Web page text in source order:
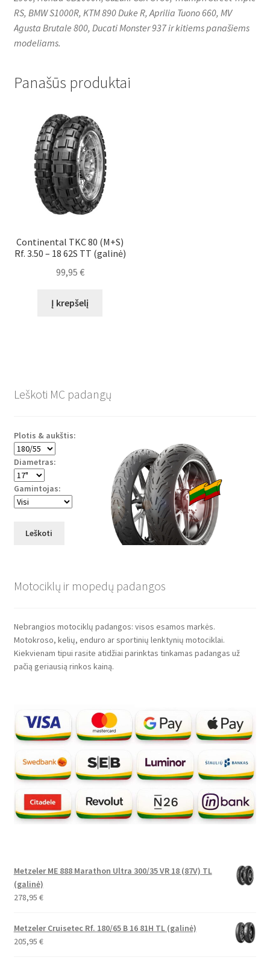
RS, BMW S1000R, KTM 890 Duke R, Aprilia Tuono 660, MV
Agusta Brutale 800, Ducati Monster 937 ir kitiems panašiems
modeliams.
Panašūs produktai
Continental TKC 80 (M+S)
Rf. 3.50 – 18 62S TT (galinė)
99,95 €
Į krepšelį
Leškoti MC padangų
Plotis & aukštis:
Diametras:
Gamintojas:
Leškoti
Motociklų ir mopedų padangos
Nebrangios motociklų padangos: visos esamos markės.
Motokroso, kelių, enduro ar sportinių lenktynių motociklai.
Kiekvienam tipui rasite atidžiai parinktas tinkamas padangas už
pačią geriausią rinkos kainą.
Metzeler ME 888 Marathon Ultra 300/35 VR 18 (87V) TL
(galinė)
278,95 €
Metzeler Cruisetec Rf. 180/65 B 16 81H TL (galinė)
205,95 €